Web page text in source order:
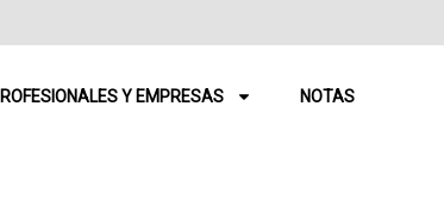
Y EMPRESAS NOTAS